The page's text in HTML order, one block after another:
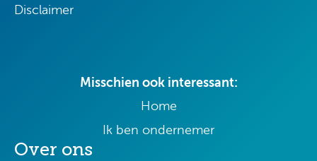
Disclaimer
Misschien ook interessant:
Home
Ik ben ondernemer
Over ons